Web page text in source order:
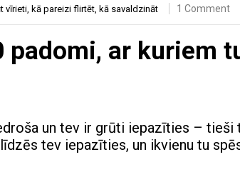
vīrieti kā pareizi flirtēt kā savaldzināt 1 Comment
ar kuriem
un tev ir grūti iepazīties – tieši
tev iepazīties, un ikvienu tu